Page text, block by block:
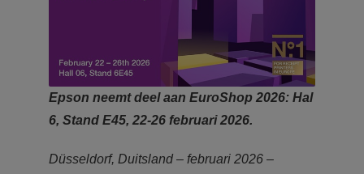
Epson neemt deel aan EuroShop 2026: Hal
6, Stand E45, 22-26 februari 2026.
Düsseldorf, Duitsland – februari 2026–